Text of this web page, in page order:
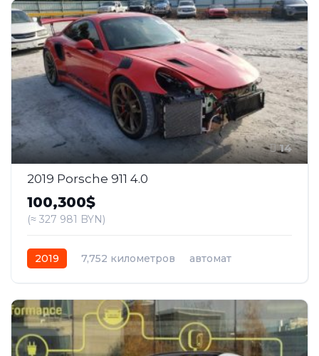
14
2019 Porsche 911 4.0
100,300$
(≈ 327 981 BYN)
2019 7,752 километров
автомат